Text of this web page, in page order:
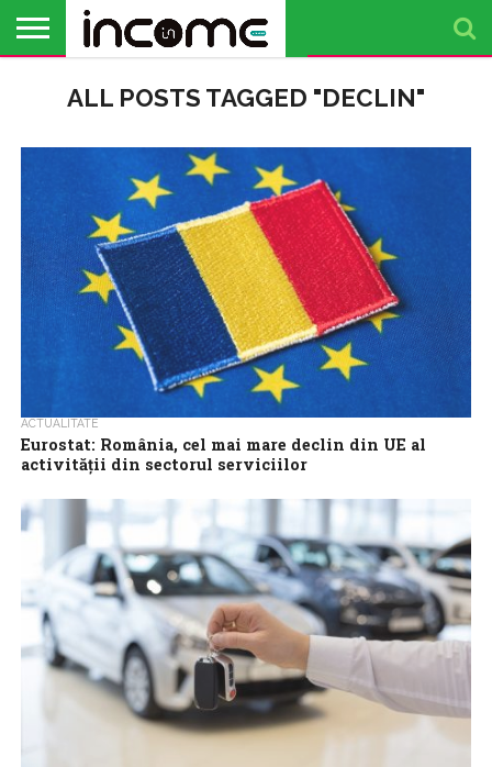
PROFIL DE
ANTREPRENOR
BUSINESS
ANALIZE
OPINII
FINANȚE
PERSONALE
TIMP
LIBERALL POSTS TAGGED "DECLIN"
ACTUALITATE
Eurostat: România, cel mai mare declin din UE al
activității din sectorul serviciilor
în zona euro în aprilie, comparativ cu perioada similară din 2025,...